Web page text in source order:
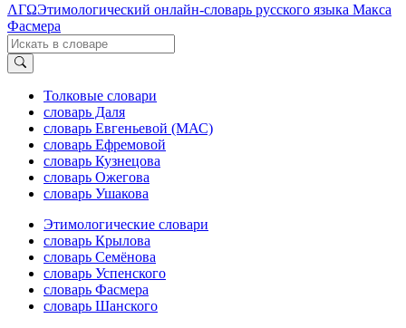
ΛΓΩЭтимологический онлайн-словарь русского языка Макса
Фасмера
Толковые словари
словарь Даля
словарь Евгеньевой (МАС)
словарь Ефремовой
словарь Кузнецова
словарь Ожегова
словарь Ушакова
Этимологические словари
словарь Крылова
словарь Семёнова
словарь Успенского
словарь Фасмера
словарь Шанского